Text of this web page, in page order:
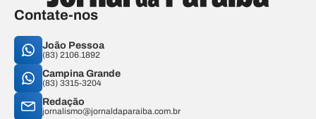
Contate-nos
João Pessoa
(83) 2106.1892
Campina Grande
(83) 3315-3204
Redação
jornalismo@jornaldaparaiba.com.br